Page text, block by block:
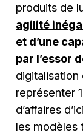
produits de
agilité
et d’une
par l’essor
digitalisation
représenter
d’affaires
les modèles